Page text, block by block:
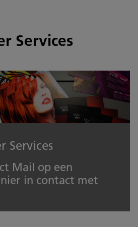
Services
Services
Mail op een
in contact met